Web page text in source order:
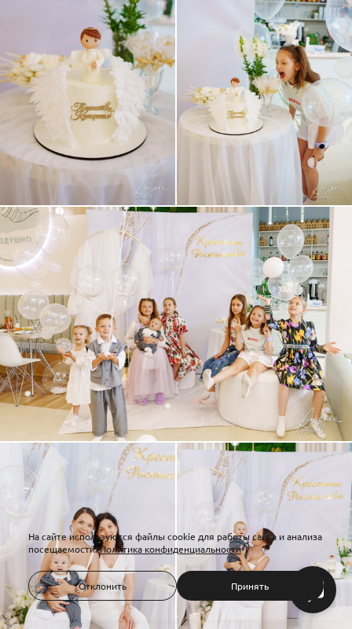
На сайте используются файлы cookie для работы сайта и анализа
посещаемости.Политика конфиденциальности
Отклонить Принять